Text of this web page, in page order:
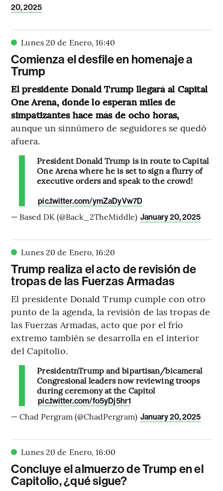
20, 2025
Lunes 20 de Enero,16:40
Comienza el desfile en homenaje a
Trump
El presidente Donald Trump llegará al Capital
One Arena, donde lo esperan miles de
simpatizantes hace más de ocho horas,
aunque un sinnúmero de seguidores se quedó
afuera.
President Donald Trump is in route to Capital
One Arena where he is set to sign a flurry of
executive orders and speak to the crowd!
pic.twitter.com/ymZaDyVw7D
— Based DK (@Back_2TheMiddle) January 20, 2025
Lunes 20 de Enero,16:20
Trump realiza el acto de revisión de
tropas de las Fuerzas Armadas
El presidente Donald Trump cumple con otro
punto de la agenda, la revisión de las tropas de
las Fuerzas Armadas, acto que por el frío
extremo también se desarrolla en el interior
del Capitolio.
PresidentnTrump and bipartisan/bicameral
Congresional leaders now reviewing troops
during ceremony at the Capitol
pic.twitter.com/fo5yDj5hr1
— Chad Pergram (@ChadPergram) January 20, 2025
Lunes 20 de Enero,16:00
Concluye el almuerzo de Trump en el
Capitolio, ¿qué sigue?